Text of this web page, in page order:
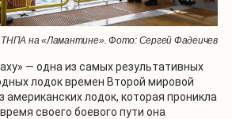
на «Ламантине». Фото: Сергей Фадеичев
— одна из самых результативных
лодок времен Второй мировой
американских лодок, которая проникла
своего боевого пути она